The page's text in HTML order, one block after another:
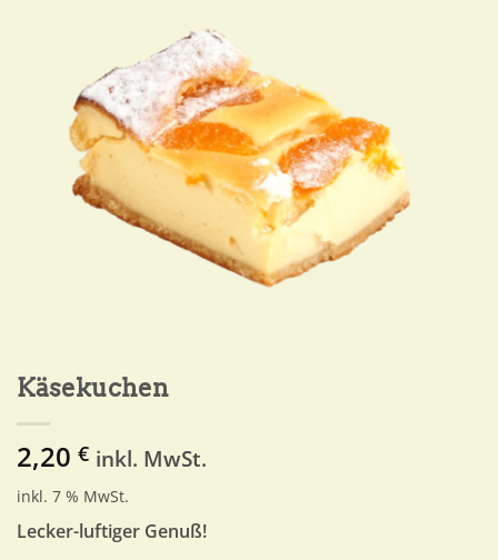
Käsekuchen
2,20 € inkl. MwSt.
inkl. 7 % MwSt.
Lecker-luftiger Genuß!